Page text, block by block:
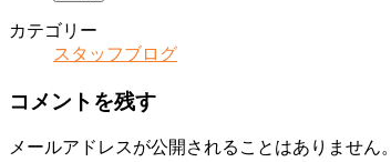
カテゴリー
スタッフブログ
コメントを残す
メールアドレスが公開されることはありません。